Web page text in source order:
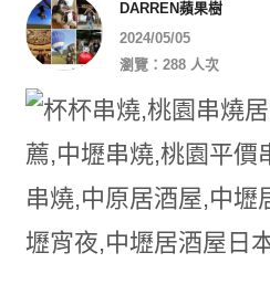
DARREN蘋果樹
2024/05/05
瀏覽：288 人次